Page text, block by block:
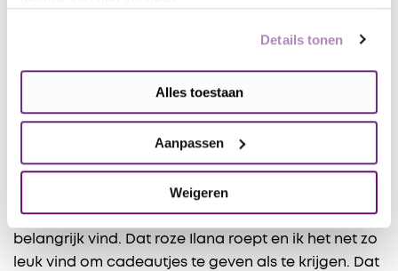
Details tonen
Alles toestaan
Aanpassen
Weigeren
langzaamaan steeds meer de ochtenden ga
waarderen. Honden absoluut over katten verkies.
van grammatica snap en dat dat de hoofdreden is
dat schrijven nooit eerder in mij opgekomen is. Dat
ik iemand heb die mijn verhalen nakijkt en dat ik
zonder deze persoon niet gekomen was waar ik nu
ben. Dat ik het heerlijk vind om alleen te zijn, maar
ook kan genieten van momenten samen. Mijn echte
vrienden op één hand kan tellen en familie
belangrijk vind. Dat roze Ilana roept en ik het net zo
leuk vind om cadeautjes te geven als te krijgen. Dat